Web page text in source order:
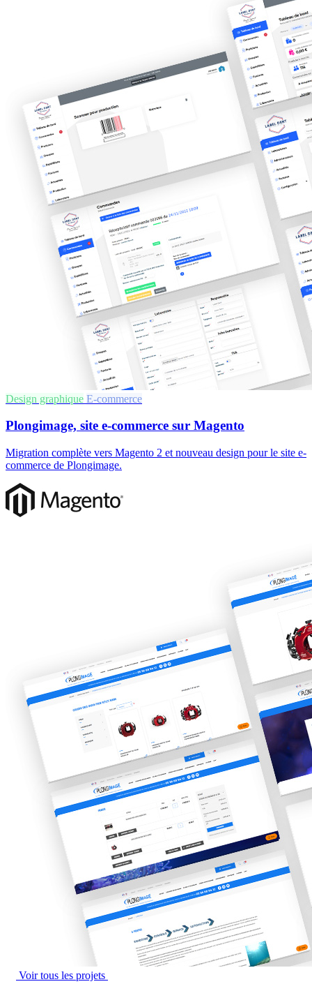
Design graphique E-commerce
Plongimage, site e-commerce sur Magento
Migration complète vers Magento 2 et nouveau design pour le site e-
commerce de Plongimage.
Voir tous les projets